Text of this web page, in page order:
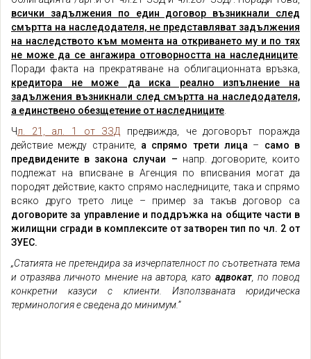
всички задължения по един договор възникнали след
смъртта на наследодателя, не представляват задължения
на наследството към момента на откриването му и по тях
не може да се ангажира отговорността на наследниците
Поради факта на прекратяване на облигационната връзка,
кредитора не може да иска реално изпълнение на
задължения възникнали след смъртта на наследодателя,
а единствено обезщетение от наследниците
Чл. 21, ал. 1 от ЗЗД предвижда, че договорът поражда
действие между страните, а спрямо трети лица – само в
предвидените в закона случаи – напр. договорите, които
подлежат на вписване в Агенция по вписвания могат да
породят действие, както спрямо наследниците, така и спрямо
всяко друго трето лице – пример за такъв договор са
договорите за управление и поддръжка на общите части в
жилищни сгради в комплексите от затворен тип по чл. 2 от
ЗУЕС.
„Статията не претендира за изчерпателност по съответната тема
и отразява личното мнение на автора, като адвокат, по повод
конкретни казуси с клиенти. Използваната юридическа
терминология е сведена до минимум.”